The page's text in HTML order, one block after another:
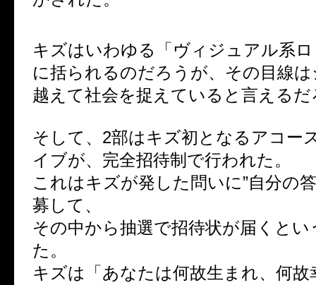
キズはいわゆる「ヴィジュアル系
に括られるのだろうが、その目線
越えて社会を捉えていると言えるだ
そして、2部はキズ初となるアコー
イブが、完全招待制で行われた。
これはキズが発した問いに”自分の
募して、
その中から抽選で招待状が届くと
た。
キズは「あなたは何故生まれ、何